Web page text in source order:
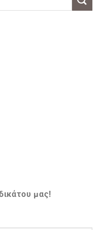
μας!